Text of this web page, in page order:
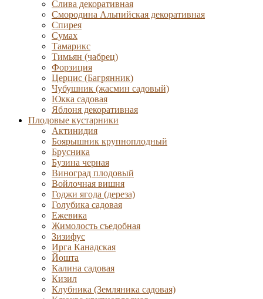
Слива декоративная
Смородина Альпийская декоративная
Спирея
Сумах
Тамарикс
Тимьян (чабрец)
Форзиция
Церцис (Багрянник)
Чубушник (жасмин садовый)
Юкка садовая
Яблоня декоративная
Плодовые кустарники
Актинидия
Боярышник крупноплодный
Брусника
Бузина черная
Виноград плодовый
Войлочная вишня
Годжи ягода (дереза)
Голубика садовая
Ежевика
Жимолость съедобная
Зизифус
Ирга Канадская
Йошта
Калина садовая
Кизил
Клубника (Земляника садовая)